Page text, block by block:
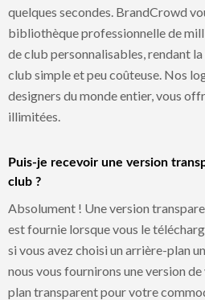
quelques secondes. BrandCrowd
bibliothèque professionnelle de
de club personnalisables, rendant
club simple et peu coûteuse. Nos
designers du monde entier, vous
illimitées.
Puis-je recevoir une version
club ?
Absolument ! Une version
est fournie lorsque vous le
si vous avez choisi un arrière-plan
nous vous fournirons une version
plan transparent pour votre